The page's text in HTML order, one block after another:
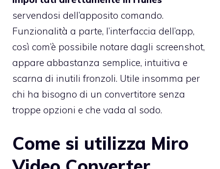
servendosi dell’apposito comando.
Funzionalità a parte, l’interfaccia dell’app,
così com’è possibile notare dagli screenshot,
appare abbastanza semplice, intuitiva e
scarna di inutili fronzoli. Utile insomma per
chi ha bisogno di un convertitore senza
troppe opzioni e che vada al sodo.
Come si utilizza Miro